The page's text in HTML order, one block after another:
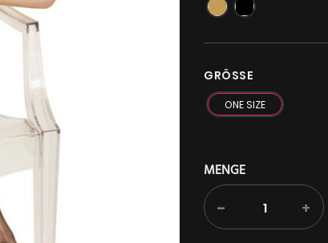
GRÖSSE
ONE SIZE
MENGE
- +